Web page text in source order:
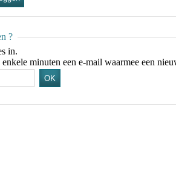
?
in.
enkele minuten een e-mail waarmee een